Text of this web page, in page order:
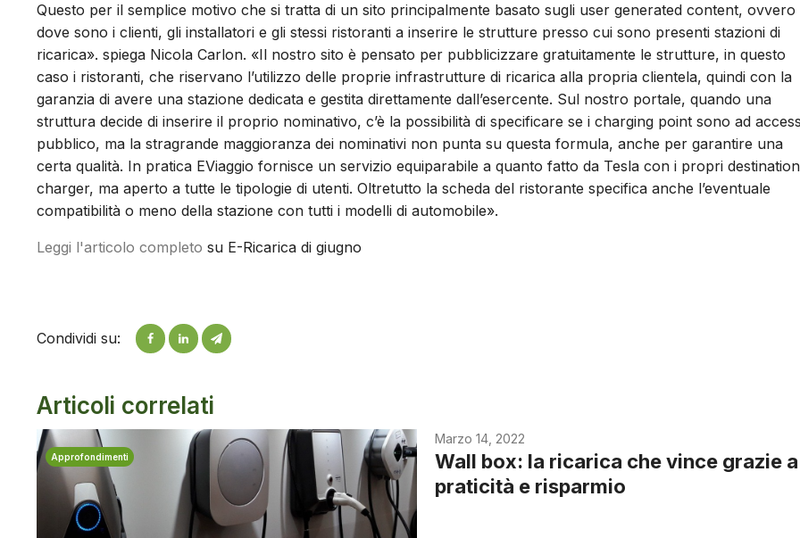
Questo per il semplice motivo che si tratta di un sito principalmente basato sugli user generated content, ovvero
dove sono i clienti, gli installatori e gli stessi ristoranti a inserire le strutture presso cui sono presenti stazioni di
ricarica». spiega Nicola Carlon. «Il nostro sito è pensato per pubblicizzare gratuitamente le strutture, in questo
caso i ristoranti, che riservano l’utilizzo delle proprie infrastrutture di ricarica alla propria clientela, quindi con la
garanzia di avere una stazione dedicata e gestita direttamente dall’esercente. Sul nostro portale, quando una
struttura decide di inserire il proprio nominativo, c’è la possibilità di specificare se i charging point sono ad
pubblico, ma la stragrande maggioranza dei nominativi non punta su questa formula, anche per garantire una
certa qualità. In pratica EViaggio fornisce un servizio equiparabile a quanto fatto da Tesla con i propri destination
charger, ma aperto a tutte le tipologie di utenti. Oltretutto la scheda del ristorante specifica anche l’eventuale
compatibilità o meno della stazione con tutti i modelli di automobile».
Leggi l'articolo completo su E-Ricarica di giugno
Condividi su:
Articoli correlati
Approfondimenti
Marzo 14, 2022
Wall box: la ricarica che vince grazie a
praticità e risparmio